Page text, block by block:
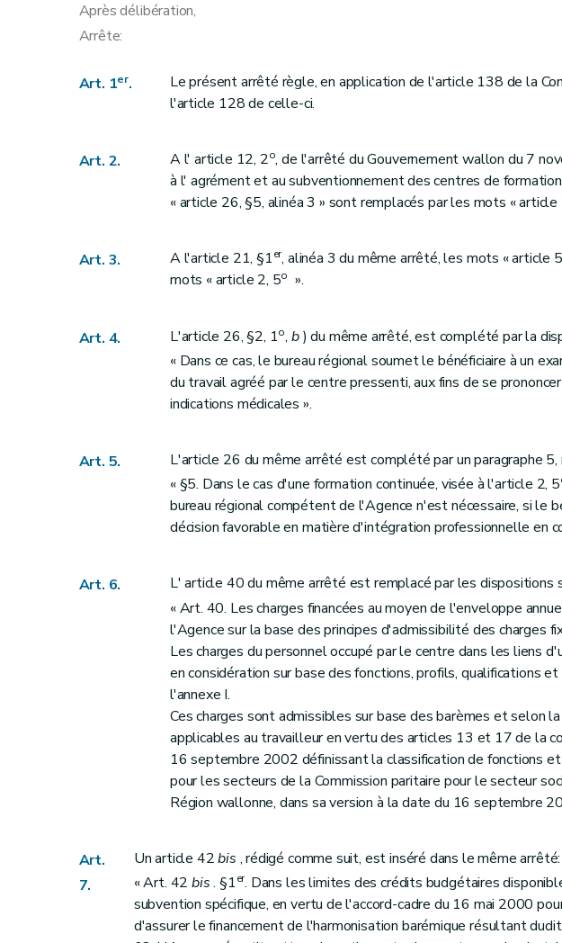
Après délibération,
Arrête:
Art. 1er.
Le présent arrêté règle, en application de l'article 138 de la
l'article 128 de celle-ci.
Art. 2. A l' article 12, 2o, de l'arrêté du Gouvernement wallon du 7
à l' agrément et au subventionnement des centres de
« article 26, §5, alinéa 3 » sont remplacés par les mots «
Art. 3. A l'article 21, §1er, alinéa 3 du même arrêté, les mots « article
mots « article 2, 5o ».
Art. 4. L'article 26, §2, 1o, b) du même arrêté, est complété par la
« Dans ce cas, le bureau régional soumet le bénéficiaire à un
du travail agréé par le centre pressenti, aux fins de se
indications médicales ».
Art. 5.
L'article 26 du même arrêté est complété par un paragraphe 5,
« §5. Dans le cas d'une formation continuée, visée à l'article 2, 5
bureau régional compétent de l'Agence n'est nécessaire, si le
décision favorable en matière d'intégration professionnelle en
Art. 6.
L' article 40 du même arrêté est remplacé par les dispositions
« Art. 40. Les charges financées au moyen de l'enveloppe
l'Agence sur la base des principes d'admissibilité des charges
Les charges du personnel occupé par le centre dans les liens
en considération sur base des fonctions, profils, qualifications
l'annexe I.
Ces charges sont admissibles sur base des barèmes et selon
applicables au travailleur en vertu des articles 13 et 17 de la
16 septembre 2002 définissant la classification de fonctions
pour les secteurs de la Commission paritaire pour le secteur
Région wallonne, dans sa version à la date du 16 septembre
Art.
7.
Un article 42bis , rédigé comme suit, est inséré dans le même arrêté:
« Art. 42 bis. §1er. Dans les limites des crédits budgétaires
subvention spécifique, en vertu de l'accord-cadre du 16 mai 2000
d'assurer le financement de l'harmonisation barémique résultant dudit